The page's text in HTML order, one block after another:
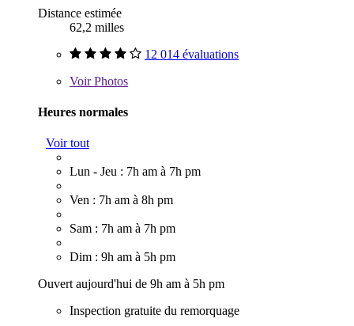
Distance estimée
62,2 milles
12 014 évaluations
VoirPhotos
Heures normales
Voir tout
Lun - Jeu : 7h am à 7h pm
Ven : 7h am à 8h pm
Sam : 7h am à 7h pm
Dim : 9h am à 5h pm
Ouvert aujourd'hui de 9h am à 5h pm
Inspection gratuite du remorquage